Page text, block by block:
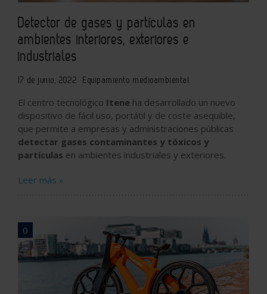
Detector de gases y partículas en
ambientes interiores, exteriores e
industriales
17 de junio, 2022 Equipamiento medioambiental
El centro tecnológico Itene ha desarrollado un nuevo
dispositivo de fácil uso, portátil y de coste asequible,
que permite a empresas y administraciones públicas
detectar gases contaminantes y tóxicos y
partículas en ambientes industriales y exteriores.
Leer más »
0